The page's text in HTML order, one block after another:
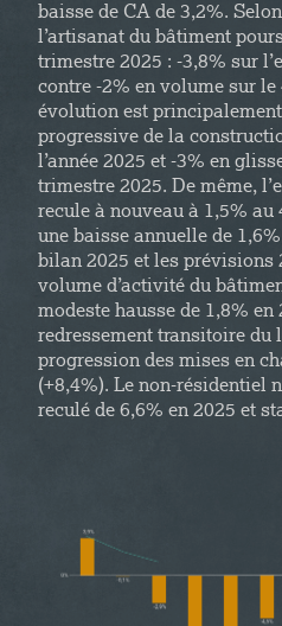
baisse de CA de 3,2%.
l’artisanat du bâtiment
trimestre 2025 : -3,8% sur
contre -2% en volume sur
évolution est
progressive de la
l’année 2025 et -3% en
trimestre 2025. De même,
recule à nouveau à 1,5%
une baisse annuelle de
bilan 2025 et les prévisions
volume d’activité du
modeste hausse de 1,8% en
redressement transitoire du
progression des mises en
(+8,4%). Le non-résidentiel
reculé de 6,6% en 2025 et